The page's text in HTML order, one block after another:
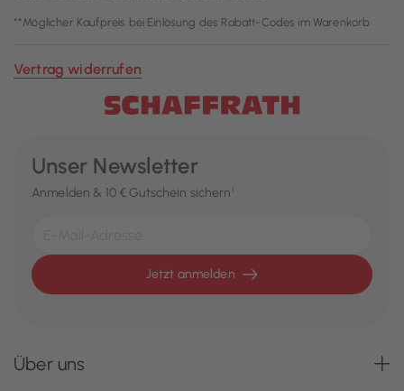
**Möglicher Kaufpreis bei Einlösung des Rabatt-Codes im Warenkorb
Vertrag widerrufen
Unser Newsletter
Anmelden & 10 € Gutschein sichern¹
Jetzt anmelden
Über uns